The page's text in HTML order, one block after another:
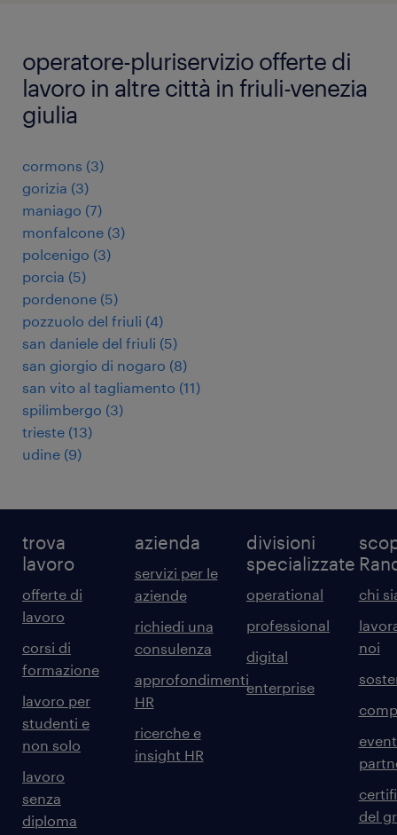
operatore-pluriservizio offerte di
lavoro in altre città in friuli-venezia
giulia
cormons (3)
gorizia (3)
maniago (7)
monfalcone (3)
polcenigo (3)
porcia (5)
pordenone (5)
pozzuolo del friuli (4)
san daniele del friuli (5)
san giorgio di nogaro (8)
san vito al tagliamento (11)
spilimbergo (3)
trieste (13)
udine (9)
trova
lavoro
offerte di
lavoro
corsi di
formazione
lavoro per
studenti e
non solo
lavoro
senza
diploma
azienda
servizi per le
aziende
richiedi una
consulenza
approfondimenti
HR
ricerche e
insight HR
divisioni
specializzate
operational
professional
digital
enterprise
chi
noi
del